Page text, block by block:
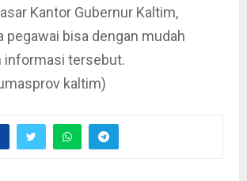
Kantor Gubernur Kaltim,
pegawai bisa dengan mudah
informasi tersebut.
kaltim)